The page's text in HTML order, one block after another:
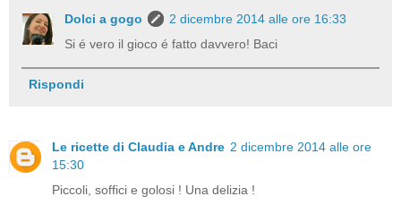
Dolci a gogo
2 dicembre 2014 alle ore 16:33
Si é vero il gioco é fatto davvero! Baci
Rispondi
Le ricette di Claudia e Andre 2 dicembre 2014 alle ore
15:30
Piccoli, soffici e golosi ! Una delizia !